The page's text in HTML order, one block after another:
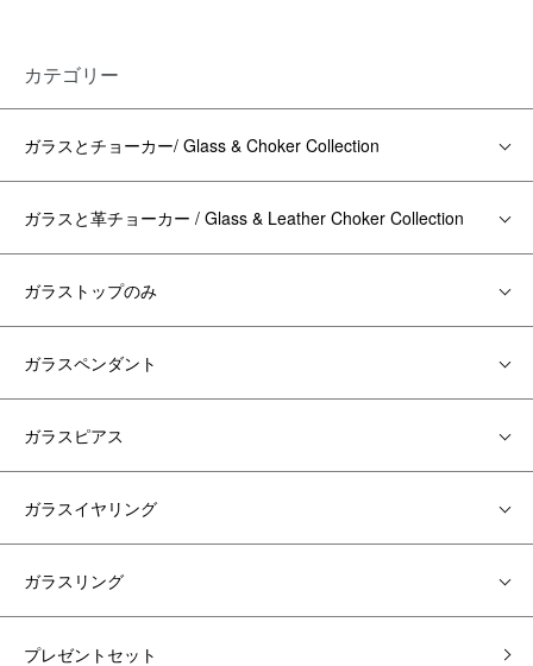
カテゴリー
ガラスとチョーカー/ Glass & Choker Collection
ガラスと革チョーカー / Glass & Leather Choker Collection
ガラストップのみ
ガラスペンダント
ガラスピアス
ガラスイヤリング
ガラスリング
プレゼントセット